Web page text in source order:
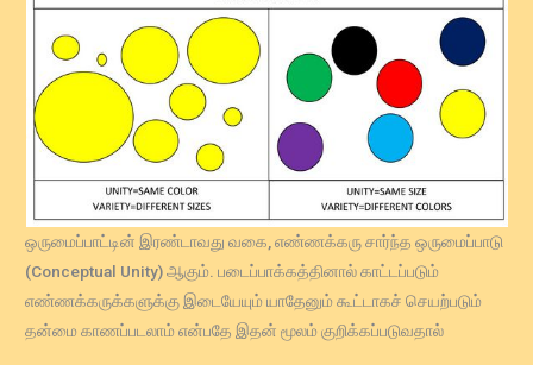
ஒருமைப்பாட்டின் இரண்டாவது வகை, எண்ணக்கரு சார்ந்த ஒருமைப்பாடு
(Conceptual Unity) ஆகும். படைப்பாக்கத்தினால் காட்டப்படும்
எண்ணக்கருக்களுக்கு இடையேயும் யாதேனும் கூட்டாகச் செயற்படும்
தன்மை காணப்படலாம் என்பதே இதன் மூலம் குறிக்கப்படுவதால்